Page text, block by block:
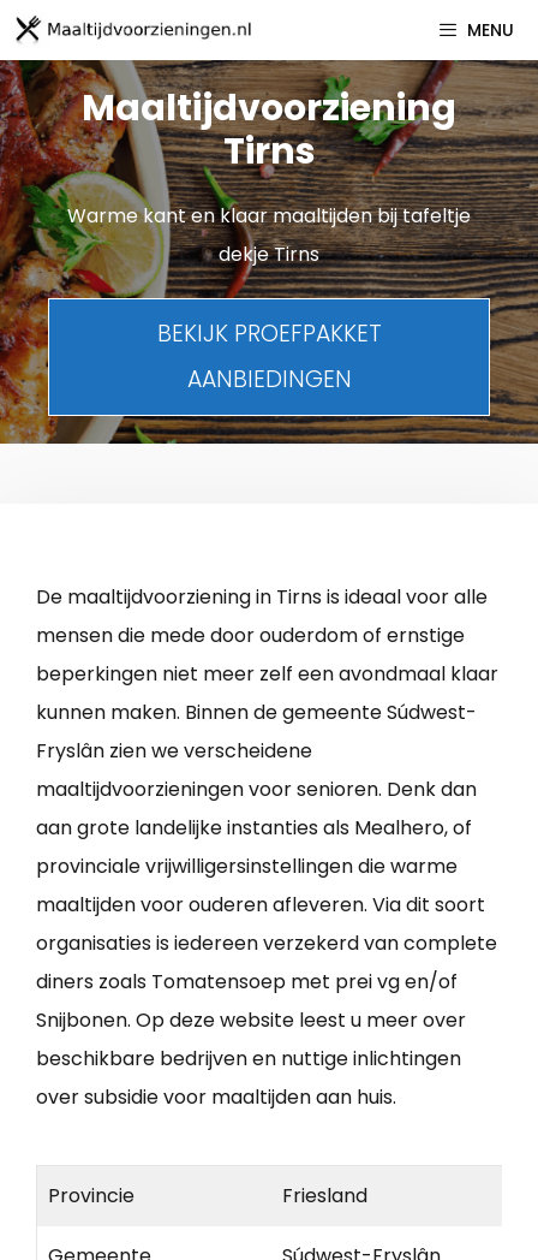
Spring
naar
inhoud
MENU
Maaltijdvoorziening
Tirns
Warme kant en klaar maaltijden bij tafeltje
dekje Tirns
BEKIJK PROEFPAKKET
AANBIEDINGEN
De maaltijdvoorziening in Tirns is ideaal voor alle
mensen die mede door ouderdom of ernstige
beperkingen niet meer zelf een avondmaal klaar
kunnen maken. Binnen de gemeente Súdwest-
Fryslân zien we verscheidene
maaltijdvoorzieningen voor senioren. Denk dan
aan grote landelijke instanties als Mealhero, of
provinciale vrijwilligersinstellingen die warme
maaltijden voor ouderen afleveren. Via dit soort
organisaties is iedereen verzekerd van complete
diners zoals Tomatensoep met prei vg en/of
Snijbonen. Op deze website leest u meer over
beschikbare bedrijven en nuttige inlichtingen
over subsidie voor maaltijden aan huis.
Provincie Friesland